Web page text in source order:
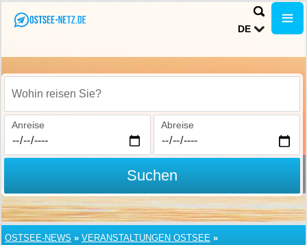
DE
Wohin reisen Sie?
Anreise Abreise
Suchen
OSTSEE-NEWS » VERANSTALTUNGEN OSTSEE »